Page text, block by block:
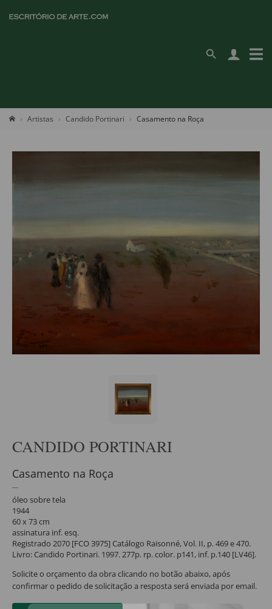
Artistas Candido Portinari Casamento na Roça
CANDIDO PORTINARI
Casamento na Roça
óleo sobre tela
1944
60 x 73 cm
assinatura inf. esq.
Registrado 2070 [FCO 3975] Catálogo Raisonné, Vol. II, p. 469 e 470.
Livro: Candido Portinari. 1997. 277p. rp. color. p141, inf. p.140 [LV46].
Solicite o orçamento da obra clicando no botão abaixo, após
confirmar o pedido de solicitação a resposta será enviada por email.